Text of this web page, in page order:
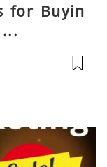
for Buyin